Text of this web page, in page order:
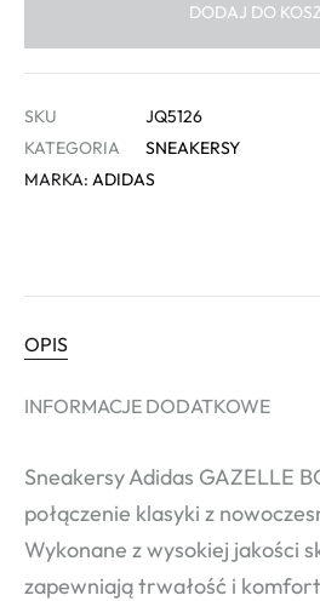
DODAJ DO
SKU
JQ5126
KATEGORIA
SNEAKERSY
MARKA: ADIDAS
OPIS
INFORMACJE DODATKOWE
Sneakersy Adidas GAZELLE
połączenie klasyki z
Wykonane z wysokiej jakości
zapewniają trwałość i